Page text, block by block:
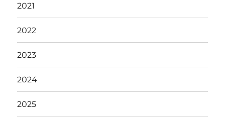
2021
2022
2023
2024
2025